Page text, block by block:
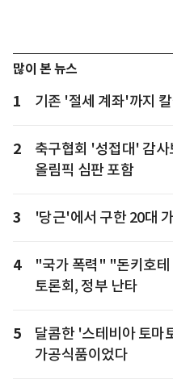
많이 본 뉴스
1 기존 '절세 계좌'까지
2
축구협회 '성접대' 감
올림픽 심판 포함
3 '당근'에서 구한 20대
4
"국가 폭력" "돈키호
토론회, 정부 난타
5
달콤한 '스테비아 토마
가공식품이었다